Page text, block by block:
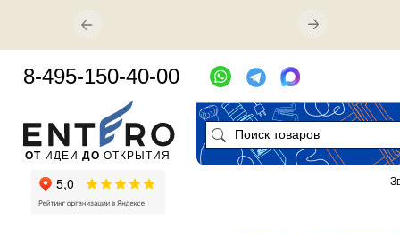
ОТ ИДЕИ ДО ОТКРЫТИЯ
8-495-150-40-00